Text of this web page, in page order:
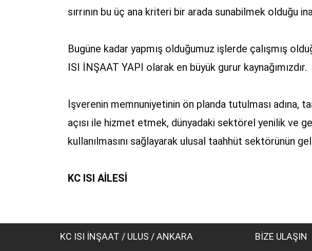
sırrının bu üç ana kriteri bir arada sunabilmek olduğu
Bugüne kadar yapmış olduğumuz işlerde çalışmış
ISI İNŞAAT YAPI olarak en büyük gurur kaynağımızdır.
İşverenin memnuniyetinin ön planda tutulması adına,
açısı ile hizmet etmek, dünyadaki sektörel yenilik ve
kullanılmasını sağlayarak ulusal taahhüt sektörünün
KC ISI AİLESİ
KC ISI İNŞAAT / ULUS / ANKARA BİZE ULAŞIN